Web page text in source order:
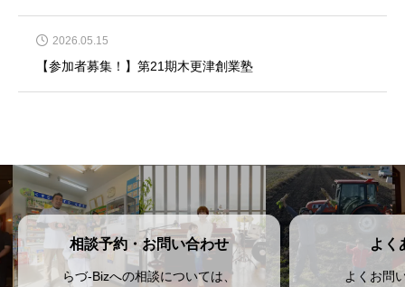
2026.05.15
【参加者募集！】第21期木更津創業塾
相談予約・お問い合わせ
らづ-Bizへの相談については、
よく
よくお問